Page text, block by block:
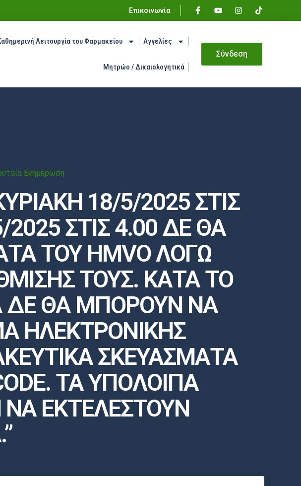
Επικοινωνία
Λειτουργία του Φαρμακείου Αγγελίες
Μητρώο / Δικαιολογητικά
Σύνδεση
Ενημέρωση
18/5/2025 ΣΤΙΣ
ΣΤΙΣ 4.00 ΔΕ ΘΑ
ΤΟΥ HMVO ΛΟΓΩ
ΤΟΥΣ. ΚΑΤΑ ΤΟ
ΔΕ ΘΑ ΜΠΟΡΟΥΝ ΝΑ
ΗΛΕΚΤΡΟΝΙΚΗΣ
ΣΚΕΥΑΣΜΑΤΑ
ΤΑ ΥΠΟΛΟΙΠΑ
ΕΚΤΕΛΕΣΤΟΥΝ